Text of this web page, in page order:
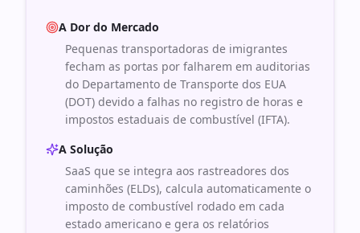
A Dor do Mercado
Pequenas transportadoras de imigrantes
fecham as portas por falharem em auditorias
do Departamento de Transporte dos EUA
(DOT) devido a falhas no registro de horas e
impostos estaduais de combustível (IFTA).
A Solução
SaaS que se integra aos rastreadores dos
caminhões (ELDs), calcula automaticamente o
imposto de combustível rodado em cada
estado americano e gera os relatórios